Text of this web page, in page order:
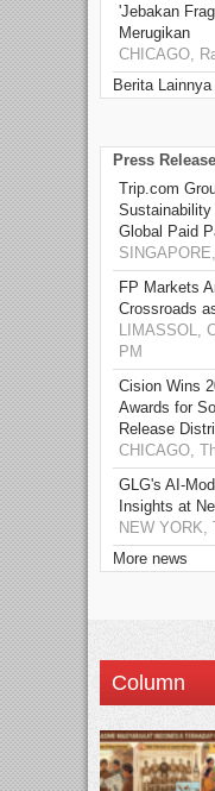
'Jebakan
Merugikan
CHICAGO,
Berita Lainnya
Press
Trip.com
Sustainability
Global Paid
FP Markets
Crossroads
LIMASSOL,
PM
Cision Wins
Awards for
Release
CHICAGO,
GLG's AI-
Insights at
NEW YORK,
More news
Column